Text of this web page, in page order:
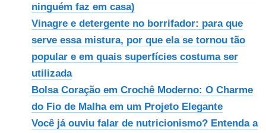
ninguém faz em casa)
Vinagre e detergente no borrifador: para que
serve essa mistura, por que ela se tornou tão
popular e em quais superfícies costuma ser
utilizada
Bolsa Coração em Crochê Moderno: O Charme
do Fio de Malha em um Projeto Elegante
Você já ouviu falar de nutricionismo? Entenda a